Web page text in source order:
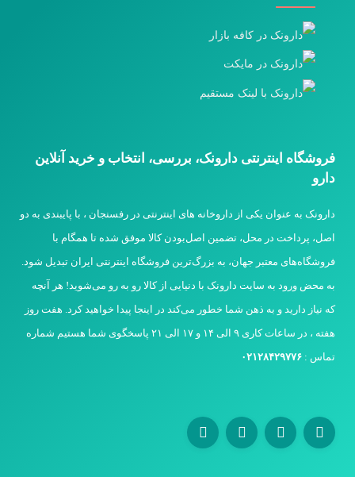
فروشگاه اینترنتی دارونک، بررسی، انتخاب و خرید آنلاین
دارو
دارونک به عنوان یکی از داروخانه های اینترنتی در رفسنجان ، با پایبندی به دو
اصل، پرداخت در محل، تضمین اصل‌بودن کالا موفق شده تا همگام با
فروشگاه‌های معتبر جهان، به بزرگ‌ترین فروشگاه اینترنتی ایران تبدیل شود.
به محض ورود به سایت دارونک با دنیایی از کالا رو به رو می‌شوید! هر آنچه
که نیاز دارید و به ذهن شما خطور می‌کند در اینجا پیدا خواهید کرد. هفت روز
هفته ، در ساعات کاری ۹ الی ۱۴ و ۱۷ الی ۲۱ پاسخگوی شما هستیم شماره
تماس : ۰۲۱۲۸۴۲۹۷۷۶